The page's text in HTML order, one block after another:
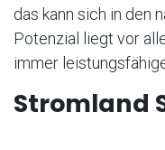
das kann sich in den
Potenzial liegt vor
immer
Stromland